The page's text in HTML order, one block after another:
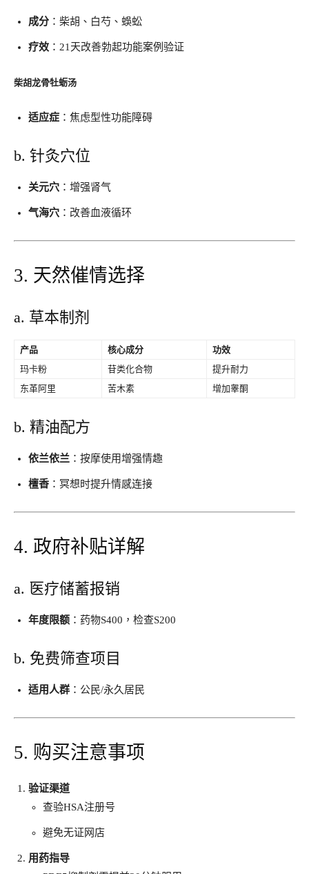
成分 ​：柴胡、白芍、蜈蚣
疗效 ​：21天改善勃起功能案例验证
柴胡龙骨牡蛎汤
适应症 ​：焦虑型性功能障碍
b. 针灸穴位
关元穴 ​：增强肾气
气海穴 ​：改善血液循环
3. 天然催情选择
a. 草本制剂
产品 核心成分
功效
玛卡粉
苷类化合物
提升耐力
东革阿里
苦木素 增加睾酮
b. 精油配方
依兰依兰 ​：按摩使用增强情趣
檀香 ​：冥想时提升情感连接
4. 政府补贴详解
a. 医疗储蓄报销
年度限额 ​：药物S400 ，检查S200
b. 免费筛查项目
适用人群 ​：公民/永久居民
5. 购买注意事项
验证渠道
查验HSA注册号
避免无证网店
用药指导